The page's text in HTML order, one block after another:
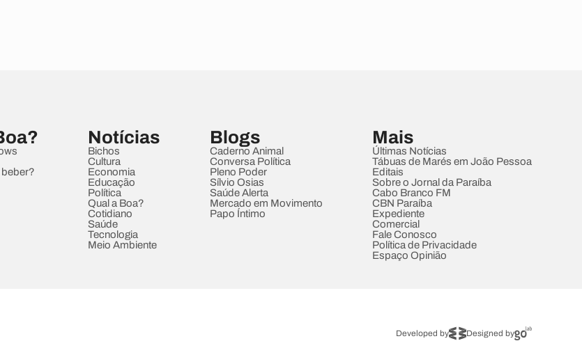
Notícias
Bichos
Cultura
Economia
Educação
Política
Qual a Boa?
Cotidiano
Saúde
Tecnologia
Meio Ambiente
Blogs
Caderno Animal
Conversa Política
Pleno Poder
Sílvio Osias
Saúde Alerta
Mercado em Movimento
Papo Íntimo
Mais
Últimas Notícias
Tábuas de Marés em João Pessoa
Editais
Sobre o Jornal da Paraíba
Cabo Branco FM
CBN Paraíba
Expediente
Comercial
Fale Conosco
Política de Privacidade
Espaço Opinião
Developed by Designed by